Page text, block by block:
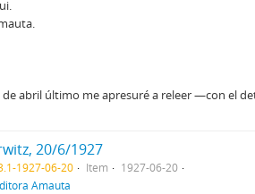
de abril último me apresuré a releer —con el
20/6/1927
1927-06-20 Item
1927-06-20
Amauta